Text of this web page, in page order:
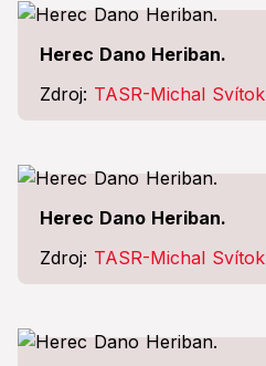
Herec Dano Heriban.
Zdroj: TASR-Michal Svítok
Herec Dano Heriban.
Zdroj: TASR-Michal Svítok